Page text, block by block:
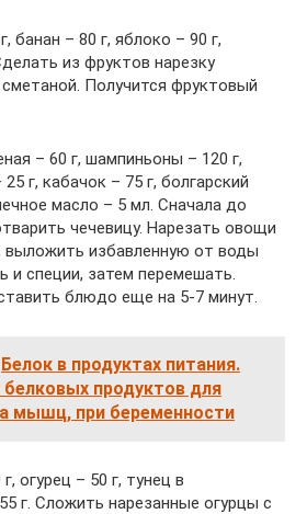
банан – 80 г, яблоко – 90 г,
из фруктов нарезку
Получится фруктовый
– 60 г, шампиньоны – 120 г,
г, кабачок – 75 г, болгарский
масло – 5 мл. Сначала до
чечевицу. Нарезать овощи
выложить избавленную от воды
и специи, затем перемешать.
блюдо еще на 5-7 минут.
Белок в продуктах питания.
белковых продуктов для
мышц, при беременности
огурец – 50 г, тунец в
г. Сложить нарезанные огурцы с